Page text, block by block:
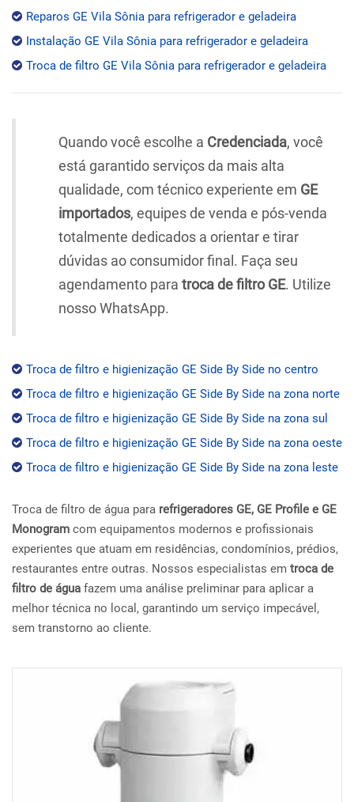
Reparos GE Vila Sônia para refrigerador e geladeira
Instalação GE Vila Sônia para refrigerador e geladeira
Troca de filtro GE Vila Sônia para refrigerador e geladeira
Quando você escolhe a Credenciada, você
está garantido serviços da mais alta
qualidade, com técnico experiente em GE
importados, equipes de venda e pós-venda
totalmente dedicados a orientar e tirar
dúvidas ao consumidor final. Faça seu
agendamento para troca de filtro GE. Utilize
nosso WhatsApp.
Troca de filtro e higienização GE Side By Side no centro
Troca de filtro e higienização GE Side By Side na zona norte
Troca de filtro e higienização GE Side By Side na zona sul
Troca de filtro e higienização GE Side By Side na zona oeste
Troca de filtro e higienização GE Side By Side na zona leste
Troca de filtro de água para refrigeradores GE, GE Profile e GE
Monogram com equipamentos modernos e profissionais
experientes que atuam em residências, condomínios, prédios,
restaurantes entre outras. Nossos especialistas em troca de
filtro de água fazem uma análise preliminar para aplicar a
melhor técnica no local, garantindo um serviço impecável,
sem transtorno ao cliente.